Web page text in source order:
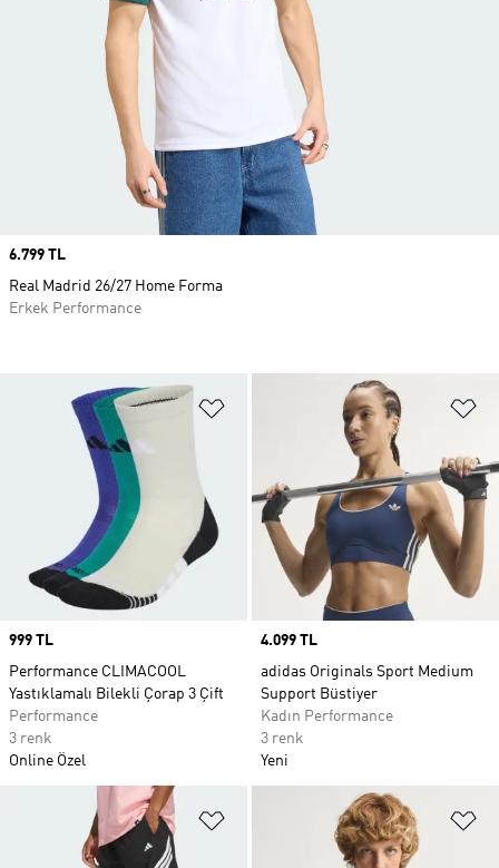
Favori Listesine Ekle
Price
999 TL
Performance CLIMACOOL
Yastıklamalı Bilekli Çorap 3 Çift
Performance
3 renk
Online Özel
Price
4.099 TL
adidas Originals Sport Medium
Support Büstiyer
Kadın Performance
3 renk
Yeni
Favori Listesine Ekle
Price
6.799 TL
Real Madrid 26/27 Home Forma
Erkek Performance